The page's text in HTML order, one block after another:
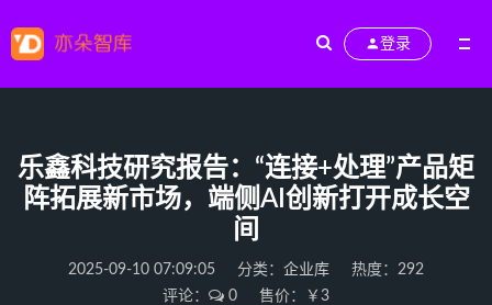
登录
乐鑫科技研究报告：“连接+处理”产品矩
阵拓展新市场，端侧AI创新打开成长空
间
2025-09-10 07:09:05 分类： 企业库
热度：292
评论：
0 售价：￥3